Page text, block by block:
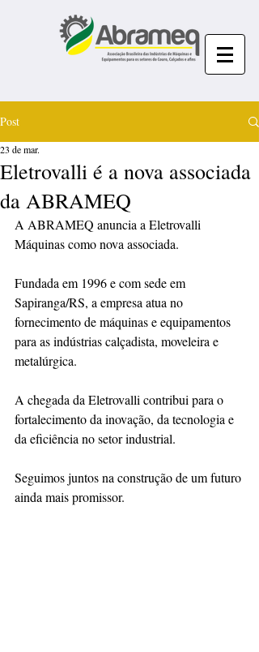
Post
Eletrovalli é a nova associada
da ABRAMEQ
23 de mar.
A ABRAMEQ anuncia a Eletrovalli
Máquinas como nova associada.
Fundada em 1996 e com sede em
Sapiranga/RS, a empresa atua no
fornecimento de máquinas e equipamentos
para as indústrias calçadista, moveleira e
metalúrgica.
A chegada da Eletrovalli contribui para o
fortalecimento da inovação, da tecnologia e
da eficiência no setor industrial.
Seguimos juntos na construção de um futuro
ainda mais promissor.